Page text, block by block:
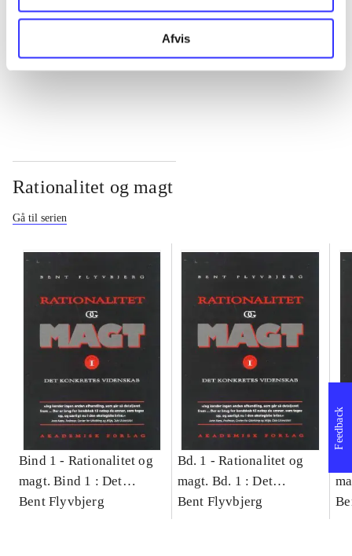
Afvis
...
Rationalitet og magt
Gå til serien
Bind 1 - Rationalitet og
magt. Bind 1 : Det
konkretes videnskab
Bent Flyvbjerg
Bd. 1 -Rationalitet og
magt. Bd. 1 : Det
konkretes videnskab
Bent Flyvbjerg
Feedback